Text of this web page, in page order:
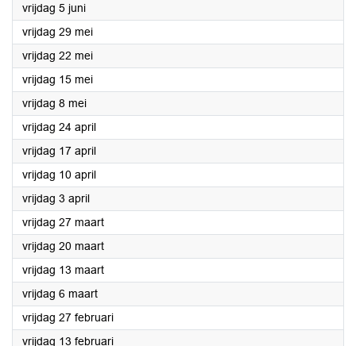
vrijdag 5 juni2026
vrijdag 29 mei2026
vrijdag 22 mei2026
vrijdag 15 mei2026
vrijdag 8 mei2026
vrijdag 24 april2026
vrijdag 17 april2026
vrijdag 10 april2026
vrijdag 3 april2026
vrijdag 27 maart2026
vrijdag 20 maart2026
vrijdag 13 maart2026
vrijdag 6 maart2026
vrijdag 27 februari2026
vrijdag 13 februari2026